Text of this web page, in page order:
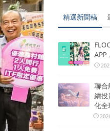
精選新聞稿
APP
聯合
續投
化全